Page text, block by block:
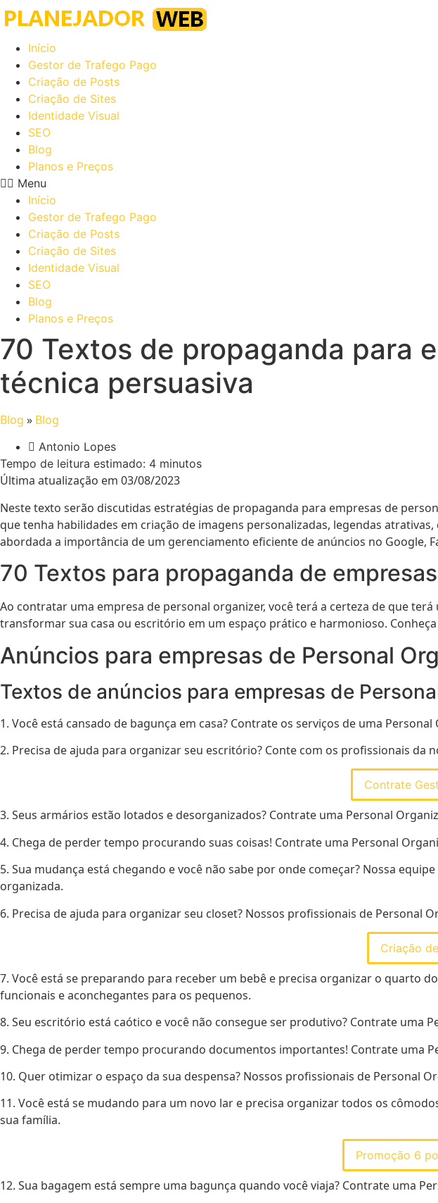
Ir
para
conteúdo
Início
Gestor de Trafego Pago
Criação de Posts
Criação de Sites
Identidade Visual
SEO
Blog
Planos e Preços
Menu
Início
Gestor de Trafego Pago
Criação de Posts
Criação de Sites
Identidade Visual
SEO
Blog
Planos e Preços
70 Textos de propaganda para
técnica persuasiva
Blog » Blog
Antonio Lopes
Tempo de leitura estimado: 4 minutos
Última atualização em 03/08/2023
Neste texto serão discutidas estratégias de propaganda para empresas de
que tenha habilidades em criação de imagens personalizadas, legendas
abordada a importância de um gerenciamento eficiente de anúncios no Google,
70 Textos para propaganda de
Ao contratar uma empresa de personal organizer, você terá a certeza de que
transformar sua casa ou escritório em um espaço prático e harmonioso.
Anúncios para empresas de Personal
Textos de anúncios para empresas de
1. Você está cansado de bagunça em casa? Contrate os serviços de uma
2. Precisa de ajuda para organizar seu escritório? Conte com os profissionais
Contrate
3. Seus armários estão lotados e desorganizados? Contrate uma Personal
4. Chega de perder tempo procurando suas coisas! Contrate uma Personal
5. Sua mudança está chegando e você não sabe por onde começar? Nossa
organizada.
6. Precisa de ajuda para organizar seu closet? Nossos profissionais de
Criação
7. Você está se preparando para receber um bebê e precisa organizar o quarto
funcionais e aconchegantes para os pequenos.
8. Seu escritório está caótico e você não consegue ser produtivo? Contrate uma
9. Chega de perder tempo procurando documentos importantes! Contrate uma
10. Quer otimizar o espaço da sua despensa? Nossos profissionais de Personal
11. Você está se mudando para um novo lar e precisa organizar todos os
sua família.
Promoção 6
12. Sua bagagem está sempre uma bagunça quando você viaja? Contrate uma